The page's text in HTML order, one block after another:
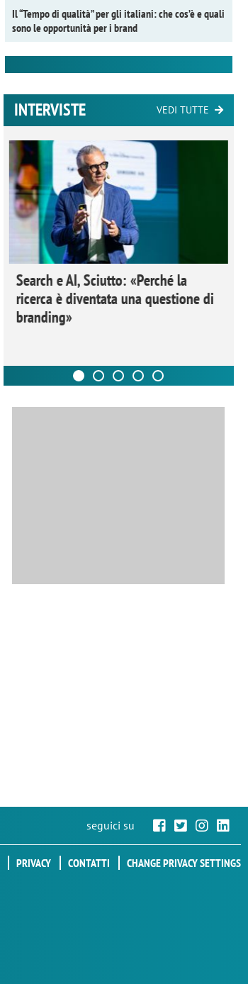
Il “Tempo di qualità” per gli italiani: che cos’è e quali
sono le opportunità per i brand
INTERVISTE VEDI TUTTE
Search e AI, Sciutto: «Perché la
ricerca è diventata una questione di
branding»
seguici su
PRIVACY CONTATTI CHANGE PRIVACY SETTINGS